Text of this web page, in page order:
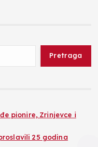
Pretraga
pionire, Zrinjevce i
25 godina